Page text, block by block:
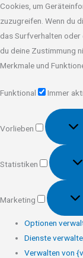
Cookies, um
zuzugreifen. Wenn du
das Surfverhalten oder
du deine Zustimmung
Merkmale und
Funktional
Immer
Vorlieben
Vorlieben
Statistiken
Statistiken
Marketing
Marketing
Optionen
Dienste
Verwalten von